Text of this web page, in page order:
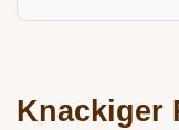
Knackiger